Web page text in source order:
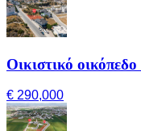
Οικιστικό
€ 290,000